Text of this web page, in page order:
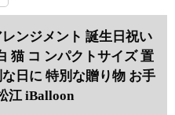
ンジメント 誕生日祝い
猫 コ ンパクトサイズ 置
日に 特別な贈り物 お手
江 iBalloon